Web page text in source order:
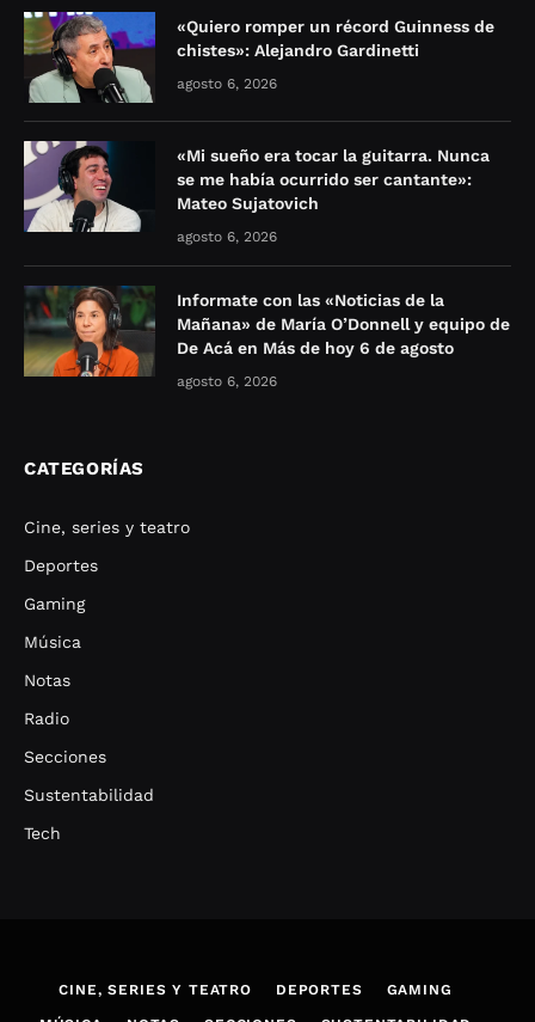
«Quiero romper un récord Guinness de
chistes»: Alejandro Gardinetti
agosto 6, 2026
«Mi sueño era tocar la guitarra. Nunca
se me había ocurrido ser cantante»:
Mateo Sujatovich
agosto 6, 2026
Informate con las «Noticias de la
Mañana» de María O’Donnell y equipo de
De Acá en Más de hoy 6 de agosto
agosto 6, 2026
CATEGORÍAS
Cine, series y teatro
Deportes
Gaming
Música
Notas
Radio
Secciones
Sustentabilidad
Tech
CINE, SERIES Y TEATRO DEPORTES GAMING